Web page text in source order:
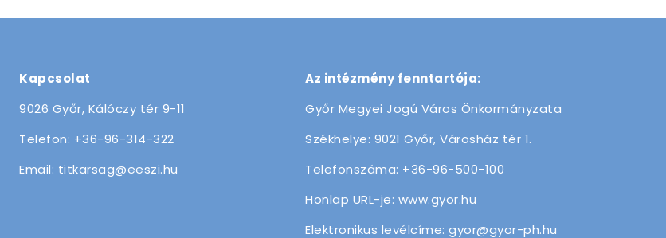
Kapcsolat
9026 Győr, Kálóczy tér 9-11
Telefon: +36-96-314-322
Email: titkarsag@eeszi.hu
Az intézmény fenntartója:
Győr Megyei Jogú Város Önkormányzata
Székhelye: 9021 Győr, Városház tér 1.
Telefonszáma: +36-96-500-100
Honlap URL-je: www.gyor.hu
Elektronikus levélcíme: gyor@gyor-ph.hu